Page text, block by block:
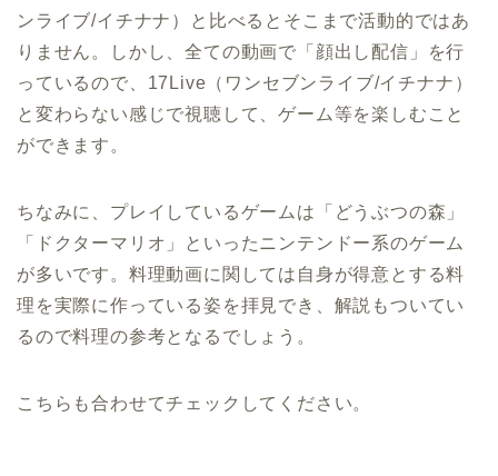
ンライブ/イチナナ）と比べるとそこまで活動的ではあ
りません。しかし、全ての動画で「顔出し配信」を行
っているので、17Live（ワンセブンライブ/イチナナ）
と変わらない感じで視聴して、ゲーム等を楽しむこと
ができます。
ちなみに、プレイしているゲームは「どうぶつの森」
「ドクターマリオ」といったニンテンドー系のゲーム
が多いです。料理動画に関しては自身が得意とする料
理を実際に作っている姿を拝見でき、解説もついてい
るので料理の参考となるでしょう。
こちらも合わせてチェックしてください。